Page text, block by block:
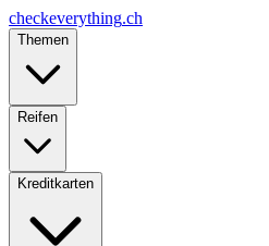
checkeverything.ch
Themen
Reifen
Kreditkarten